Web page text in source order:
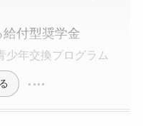
付型奨学金
少年交換プログラム